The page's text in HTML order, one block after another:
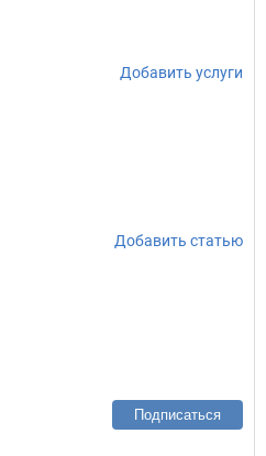
Добавить услуги
Добавить статью
Подписаться